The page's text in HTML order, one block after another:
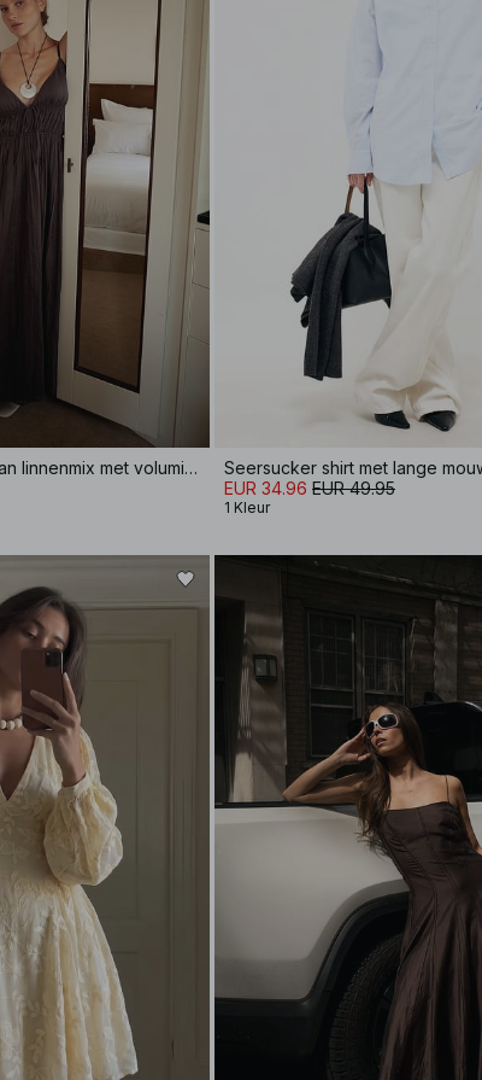
Halfhoge crinkle jurk van linnenmix met volumineuze band
Seersucker shirt met lange
EUR 34.96 EUR 49.95
1 Kleur